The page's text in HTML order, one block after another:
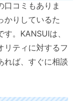
口コミもありま
かりしているた
。KANSUIは、
リティに対するフ
れば、すぐに相談